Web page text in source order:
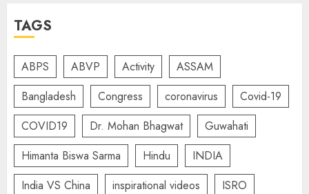
TAGS
ABPS ABVP Activity
ASSAM
Bangladesh
Congress coronavirus
Covid-19
COVID19
Dr. Mohan Bhagwat
Guwahati
Himanta Biswa Sarma
Hindu
INDIA
India VS China
inspirational videos
ISRO